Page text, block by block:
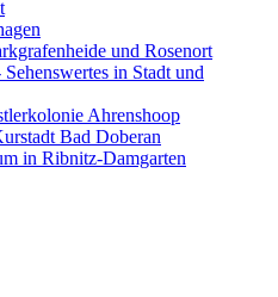
und Rosenort
in Stadt und
Ahrenshoop
Bad Doberan
in Ribnitz-Damgarten